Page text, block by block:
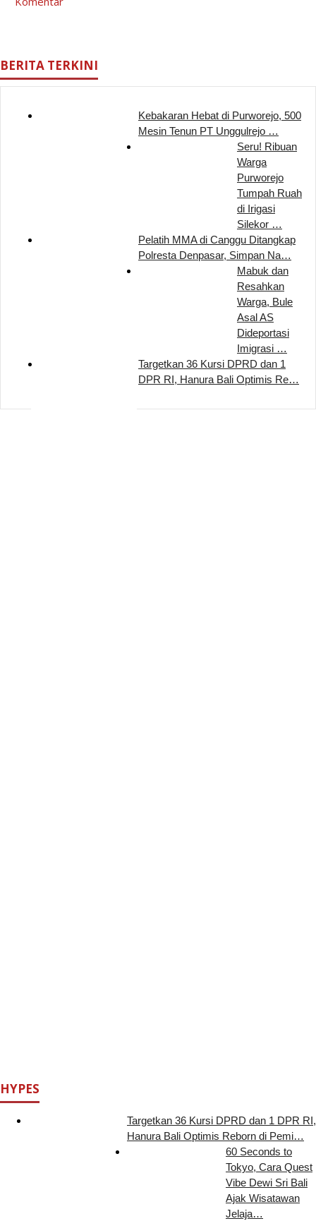
BERITA TERKINI
Kebakaran Hebat di Purworejo, 500
Mesin Tenun PT Unggulrejo …
Seru! Ribuan
Warga
Purworejo
Tumpah Ruah
di Irigasi
Silekor …
Pelatih MMA di Canggu Ditangkap
Polresta Denpasar, Simpan Na…
Mabuk dan
Resahkan
Warga, Bule
Asal AS
Dideportasi
Imigrasi …
Targetkan 36 Kursi DPRD dan 1
DPR RI, Hanura Bali Optimis Re…
HYPES
Targetkan 36 Kursi DPRD dan 1 DPR RI,
Hanura Bali Optimis Reborn di Pemi…
60 Seconds to
Tokyo, Cara Quest
Vibe Dewi Sri Bali
Ajak Wisatawan
Jelaja…